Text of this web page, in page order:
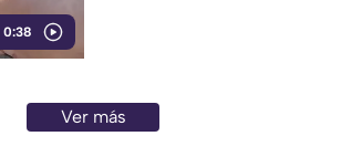
0:38
Ver más